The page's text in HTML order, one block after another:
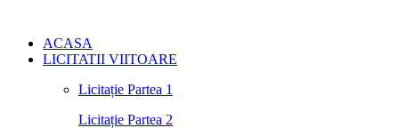
ACASA
LICITATII VIITOARE
Licitație Partea 1
Licitație Partea 2